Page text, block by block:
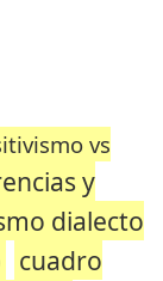
vs
y
dialecto
cuadro